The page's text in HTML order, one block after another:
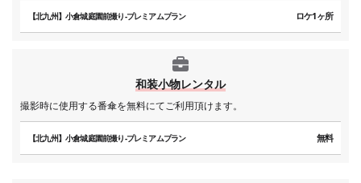
【北九州】小倉城庭園前撮り-プレミアムプラン ロケ1ヶ所
和装小物レンタル
撮影時に使用する番傘を無料にてご利用頂けます。
【北九州】小倉城庭園前撮り-プレミアムプラン 無料